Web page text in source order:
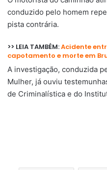
conduzido pelo homem
pista contrária.
>> LEIA TAMBÉM:Acidente
capotamento e morte em
A investigação, conduzida
Mulher, já ouviu
de Criminalística e do